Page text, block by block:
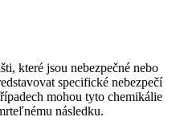
které jsou nebezpečné nebo
specifické nebezpečí
mohou tyto chemikálie
následku.